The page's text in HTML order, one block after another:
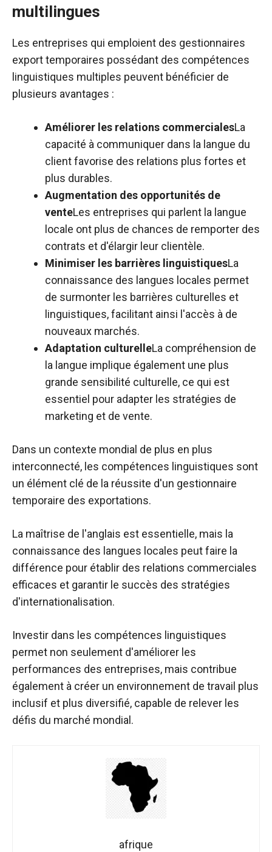
multilingues
Les entreprises qui emploient des gestionnaires
export temporaires possédant des compétences
linguistiques multiples peuvent bénéficier de
plusieurs avantages :
Améliorer les relations commercialesLa
capacité à communiquer dans la langue du
client favorise des relations plus fortes et
plus durables.
Augmentation des opportunités de
venteLes entreprises qui parlent la langue
locale ont plus de chances de remporter des
contrats et d'élargir leur clientèle.
Minimiser les barrières linguistiquesLa
connaissance des langues locales permet
de surmonter les barrières culturelles et
linguistiques, facilitant ainsi l'accès à de
nouveaux marchés.
Adaptation culturelleLa compréhension de
la langue implique également une plus
grande sensibilité culturelle, ce qui est
essentiel pour adapter les stratégies de
marketing et de vente.
Dans un contexte mondial de plus en plus
interconnecté, les compétences linguistiques sont
un élément clé de la réussite d'un gestionnaire
temporaire des exportations.
La maîtrise de l'anglais est essentielle, mais la
connaissance des langues locales peut faire la
différence pour établir des relations commerciales
efficaces et garantir le succès des stratégies
d'internationalisation.
Investir dans les compétences linguistiques
permet non seulement d'améliorer les
performances des entreprises, mais contribue
également à créer un environnement de travail plus
inclusif et plus diversifié, capable de relever les
défis du marché mondial.
afrique